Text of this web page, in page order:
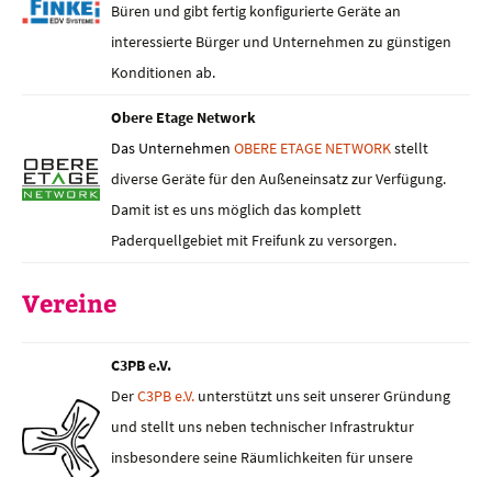
Büren und gibt fertig konfigurierte Geräte an
interessierte Bürger und Unternehmen zu günstigen
Konditionen ab.
Obere Etage Network
Das Unternehmen OBERE ETAGE NETWORKstellt
diverse Geräte für den Außeneinsatz zur Verfügung.
Damit ist es uns möglich das komplett
Paderquellgebiet mit Freifunk zu versorgen.
Vereine
C3PB e.V.
DerC3PB e.V. unterstützt uns seit unserer Gründung
und stellt uns neben technischer Infrastruktur
insbesondere seine Räumlichkeiten für unsere